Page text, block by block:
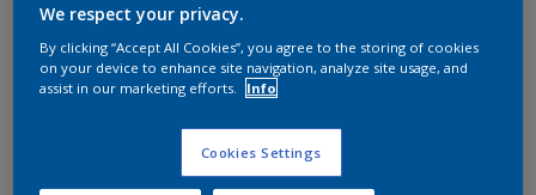
We respect your privacy.
By clicking “Accept All Cookies”, you agree to the storing of cookies
on your device to enhance site navigation, analyze site usage, and
assist in our marketing efforts.
Info
Cookies Settings